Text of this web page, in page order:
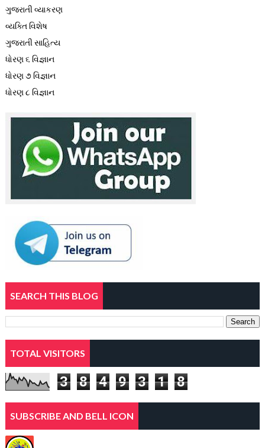
ગુજરાતી વ્યાકરણ
વ્યક્તિ વિશેષ
ગુજરાતી સાહિત્ય
ધોરણ ૬ વિજ્ઞાન
ધોરણ ૭ વિજ્ઞાન
ધોરણ ૮ વિજ્ઞાન
SEARCH THIS BLOG
TOTAL VISITORS
3 8 4 9 3 1 8
SUBSCRIBE AND BELL ICON